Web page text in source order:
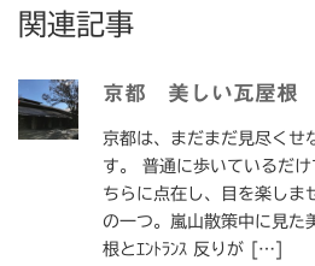
関連記事
京都 美しい瓦屋根
京都は、まだまだ見尽くせ
す。 普通に歩いているだ
ちらに点在し、目を楽しま
の一つ。嵐山散策中に見た
根とｴﾝﾄﾗﾝｽ 反りが […]